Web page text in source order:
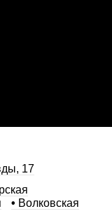
17
• Волковская